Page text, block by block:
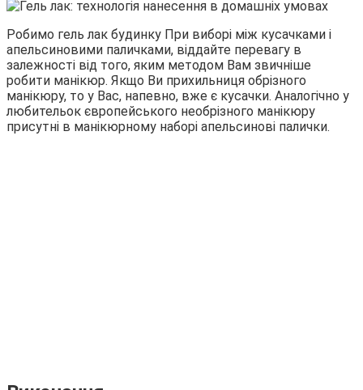
Робимо гель лак будинку При виборі між кусачками і
апельсиновими паличками, віддайте перевагу в
залежності від того, яким методом Вам звичніше
робити манікюр. Якщо Ви прихильниця обрізного
манікюру, то у Вас, напевно, вже є кусачки. Аналогічно у
любительок європейського необрізного манікюру
присутні в манікюрному наборі апельсинові палички.